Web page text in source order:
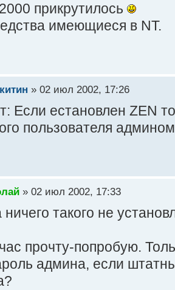
прикрутилось
имеющиеся в NT.
» 02 июл 2002, 17:26
Если естановлен ZEN
пользователя
» 02 июл 2002, 17:33
такого не
прочту-попробую.
админа, если